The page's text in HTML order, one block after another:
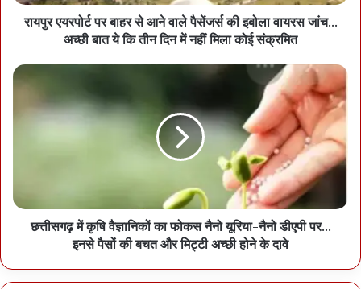
रायपुर एयरपोर्ट पर बाहर से आने वाले पैसेंजर्स की इबोला वायरस जांच…
अच्छी बात ये कि तीन दिन में नहीं मिला कोई संक्रमित
छत्तीसगढ़ में कृषि वैज्ञानिकों का फोकस नैनो यूरिया-नैनो डीएपी पर…
इनसे पैसों की बचत और मिट्टी अच्छी होने के दावे